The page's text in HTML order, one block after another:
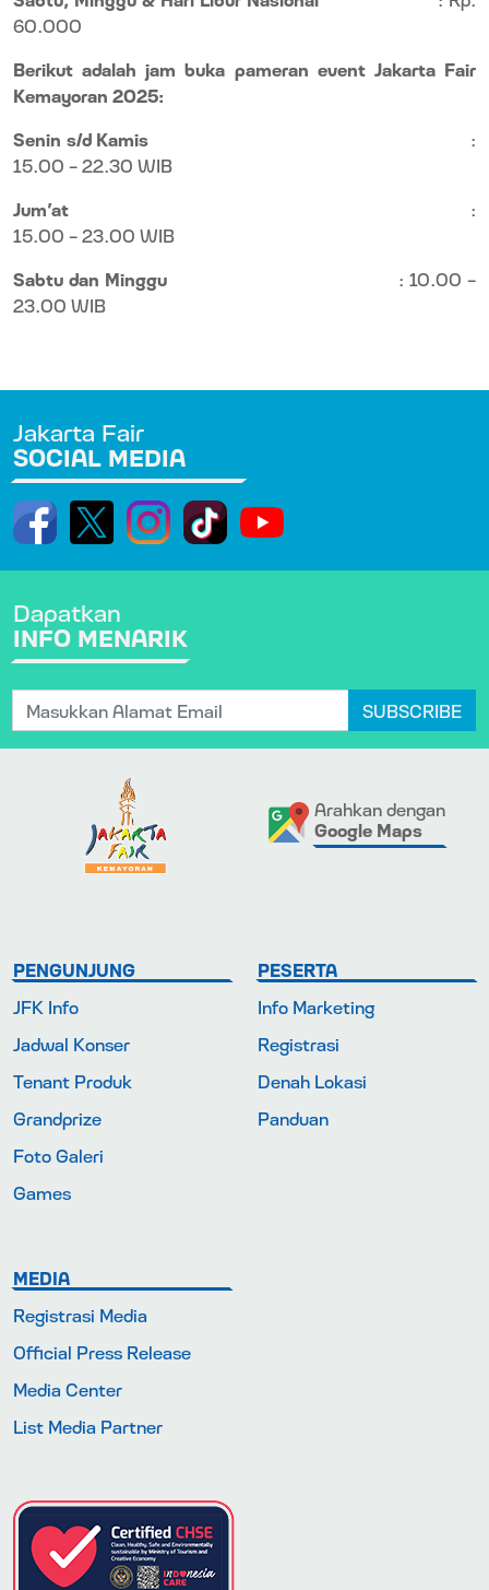
60.000
Berikut adalah jam buka pameran event Jakarta Fair
Kemayoran 2025:
Senin s/d Kamis
:
15.00 - 22.30 WIB
Jum’at
:
15.00 - 23.00 WIB
Sabtu dan Minggu
: 10.00 -
23.00 WIB
Jakarta Fair
SOCIAL MEDIA
Dapatkan
INFO MENARIK
SUBSCRIBE
Arahkan dengan
Google Maps
PENGUNJUNG
JFK Info
Jadwal Konser
Tenant Produk
Grandprize
Foto Galeri
Games
PESERTA
Info Marketing
Registrasi
Denah Lokasi
Panduan
MEDIA
Registrasi Media
Official Press Release
Media Center
List Media Partner